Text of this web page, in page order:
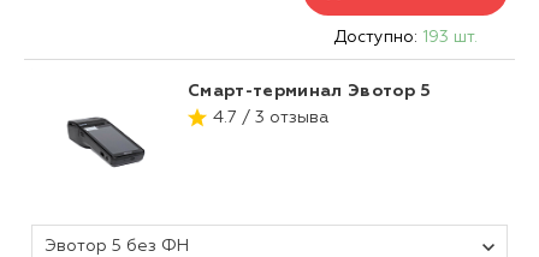
Доступно: 193 шт.
Смарт-терминал Эвотор 5
4.7 / 3 отзыва
Эвотор 5 без ФН